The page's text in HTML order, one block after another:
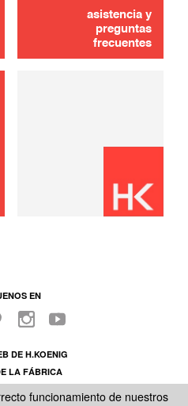
asistencia y
preguntas
frecuentes
EN
DE H.KOENIG
LA FÁBRICA
funcionamiento de nuestros